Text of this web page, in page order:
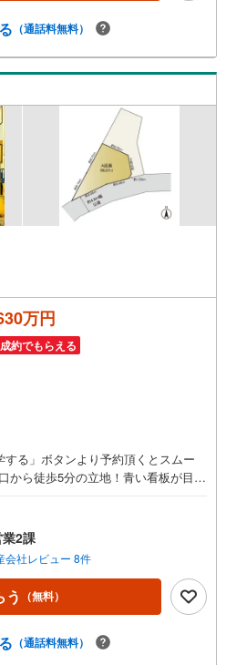
ィーリングも大切です。現地の空気
を聞かせてください！■ ご来店時に
場ございます。詳しくは営業スタッ
いませ！■周辺の教育施設やスーパ
の情報、災害情報等がわかる「物件
■他の物件と併せてご案内もOK-ご自
送迎もOK-当日見学もOKです!!
（通話料無料）
万円
成約でもらえる
る」ボタンより予約頂くとスムー
から徒歩5分の立地！青い看板が目印
退屈せずにお過ごし頂けます。■ テ
UP化オウチ時間で人生を豊かにする
替えて、家族との時間も増えて幸せ
ローンのご相談承ります。■住まい選
切です。現地の空気や雰囲気を感じ
タッフまでお問合せくださいませ。■
ィーリングも大切です。現地の空気
2課
会社レビュー 8件
う （無料）
（通話料無料）